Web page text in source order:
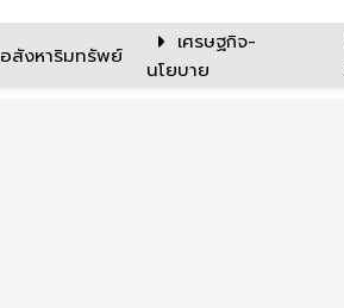
อสังหาริมทรัพย์
เศรษฐกิจ-
นโยบาย